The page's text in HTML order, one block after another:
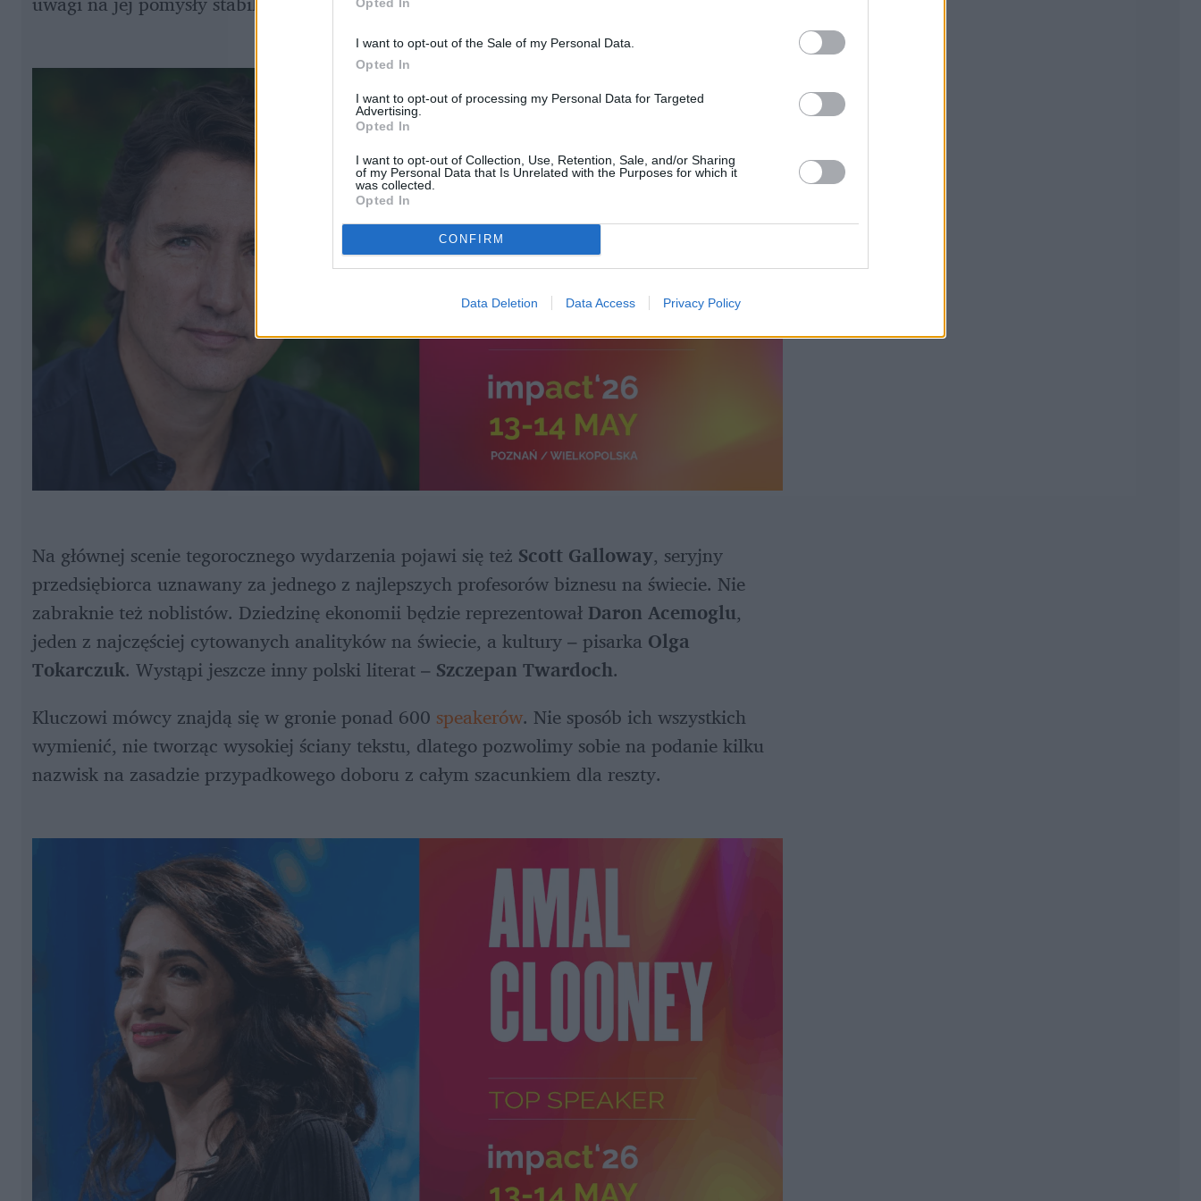
I want to opt-out of the Sale of my Personal Data.
Opted In
I want to opt-out of processing my Personal Data for Targeted
Advertising.
Opted In
I want to opt-out of Collection, Use, Retention, Sale, and/or Sharing
of my Personal Data that Is Unrelated with the Purposes for which it
was collected.
Opted In
CONFIRM
Data Deletion Data Access Privacy Policy
Na głównej scenie tegorocznego wydarzenia pojawi się też Scott Galloway, seryjny
przedsiębiorca uznawany za jednego z najlepszych profesorów biznesu na świecie. Nie
zabraknie też noblistów. Dziedzinę ekonomii będzie reprezentował Daron Acemoglu,
jeden z najczęściej cytowanych analityków na świecie, a kultury – pisarka Olga
Tokarczuk. Wystąpi jeszcze inny polski literat – Szczepan Twardoch.
Kluczowi mówcy znajdą się w gronie ponad 600 speakerów. Nie sposób ich wszystkich
wymienić, nie tworząc wysokiej ściany tekstu, dlatego pozwolimy sobie na podanie kilku
nazwisk na zasadzie przypadkowego doboru z całym szacunkiem dla reszty.